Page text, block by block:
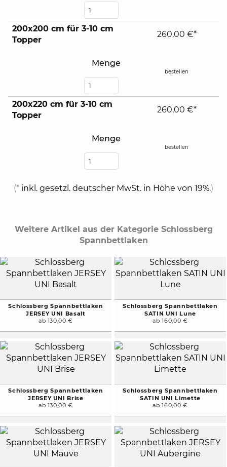
200x200 cm für 3-10 cm
Topper
Menge
260,00 €*
bestellen
200x220 cm für 3-10 cm
Topper
Menge
260,00 €*
bestellen
(* inkl. gesetzl. deutscher MwSt. in Höhe von 19%.)
Weitere Artikel aus der Kategorie Schlossberg
Spannbettlaken
Schlossberg Spannbettlaken
JERSEY UNI Basalt
ab 130,00 €
Schlossberg Spannbettlaken
SATIN UNI Lune
ab 160,00 €
Schlossberg Spannbettlaken
JERSEY UNI Brise
ab 130,00 €
Schlossberg Spannbettlaken
SATIN UNI Limette
ab 160,00 €